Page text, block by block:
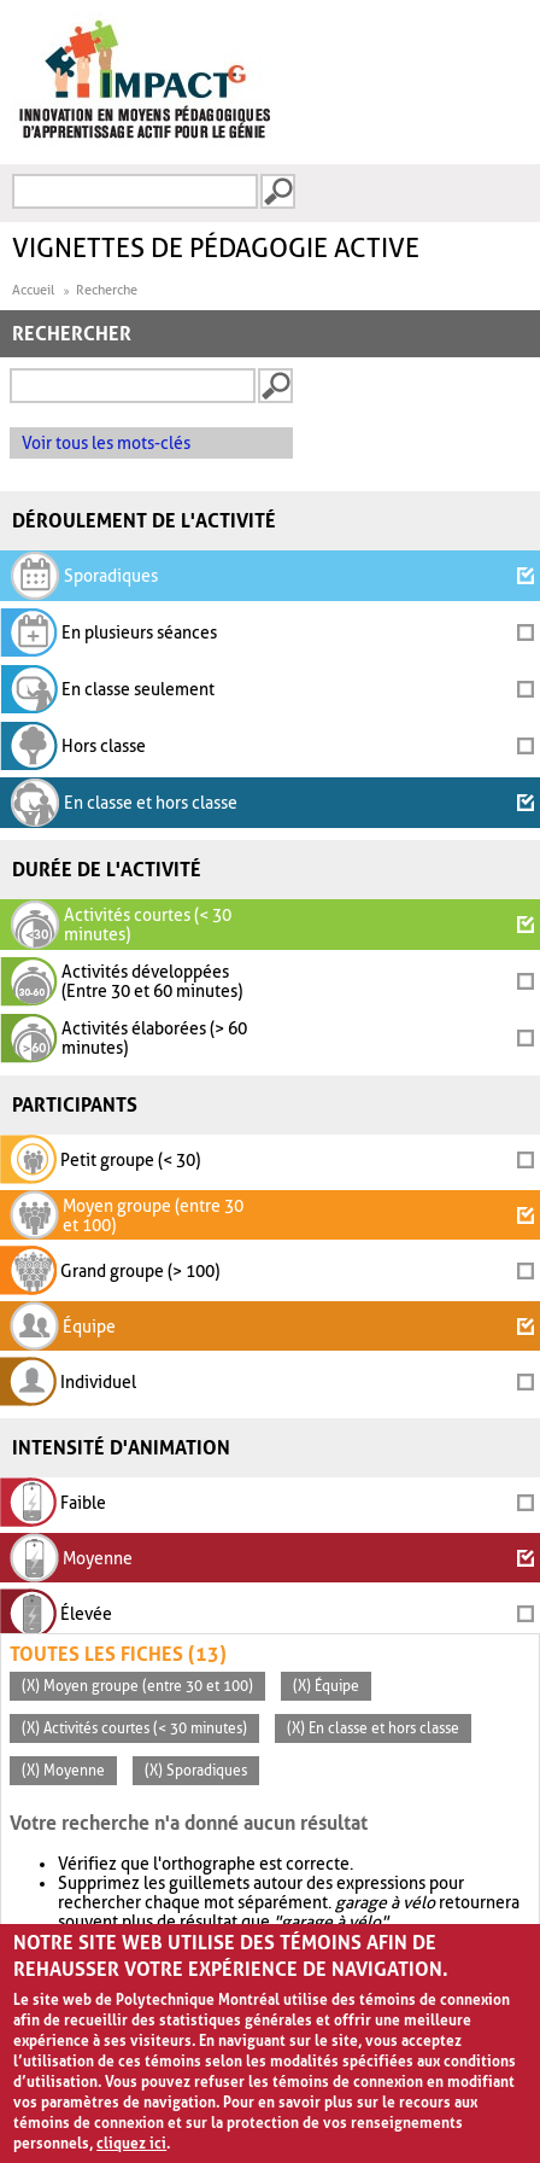
FORMULAIRE DE
VIGNETTES DE PÉDAGOGIE ACTIVE
Accueil Recherche
RECHERCHER
Voir tous les mots-clés
DÉROULEMENT DE L'ACTIVITÉ
Sporadiques
En plusieurs séances
En classe seulement
Hors classe
En classe et hors classe
DURÉE DE L'ACTIVITÉ
Activités courtes (< 30
minutes)
Activités développées
(Entre 30 et 60 minutes)
Activités élaborées (> 60
minutes)
PARTICIPANTS
Petit groupe (< 30)
Moyen groupe (entre 30
et 100)
Grand groupe (> 100)
Équipe
Individuel
INTENSITÉ D'ANIMATION
Faible
Moyenne
Élevée
TOUTES LES FICHES (13)
(X) Moyen groupe (entre 30 et 100) (X) Équipe
(X) Activités courtes (< 30 minutes) (X) En classe et hors classe
(X) Moyenne (X) Sporadiques
Votre recherche n'a donné aucun résultat
Vérifiez que l'orthographe est correcte.
Supprimez les guillemets autour des expressions pour
rechercher chaque mot séparément. garage à véloretournera
souvent plus de résultat que"garage à vélo".
Envisagez d'élargir votre recherche avec OR.garage OR vélo
retournera souvent plus de résultat quegarage à vélo
NOTRE SITE WEB UTILISE DES TÉMOINS AFIN DE
REHAUSSER VOTRE EXPÉRIENCE DE NAVIGATION.
Le site web de Polytechnique Montréal utilise des témoins de connexion
afin de recueillir des statistiques générales et offrir une meilleure
expérience à ses visiteurs. En naviguant sur le site, vous acceptez
l’utilisation de ces témoins selon les modalités spécifiées aux conditions
d’utilisation. Vous pouvez refuser les témoins de connexion en modifiant
vos paramètres de navigation. Pour en savoir plus sur le recours aux
témoins de connexion et sur la protection de vos renseignements
personnels,cliquez ici.